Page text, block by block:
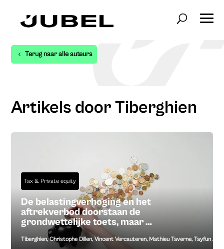
Terug naar alle auteurs
Artikels door Tiberghien
Tax & Private equity
De belastingverhoging en het
aftrekverbod doorstaan de
grondwettelijke toets, maar …
Tiberghien,Christophe Dillen,Vincent Vercauteren, Mathieu Taverne,Tayfun Anil